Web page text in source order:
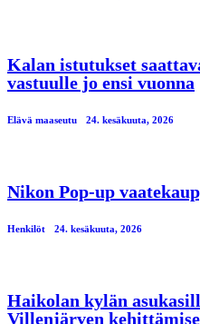
Kalan istutukset
vastuulle jo ensi vuonna
Elävä maaseutu 24. kesäkuuta, 2026
Nikon Pop-up
Henkilöt 24. kesäkuuta, 2026
Haikolan kylän
Villenjärven